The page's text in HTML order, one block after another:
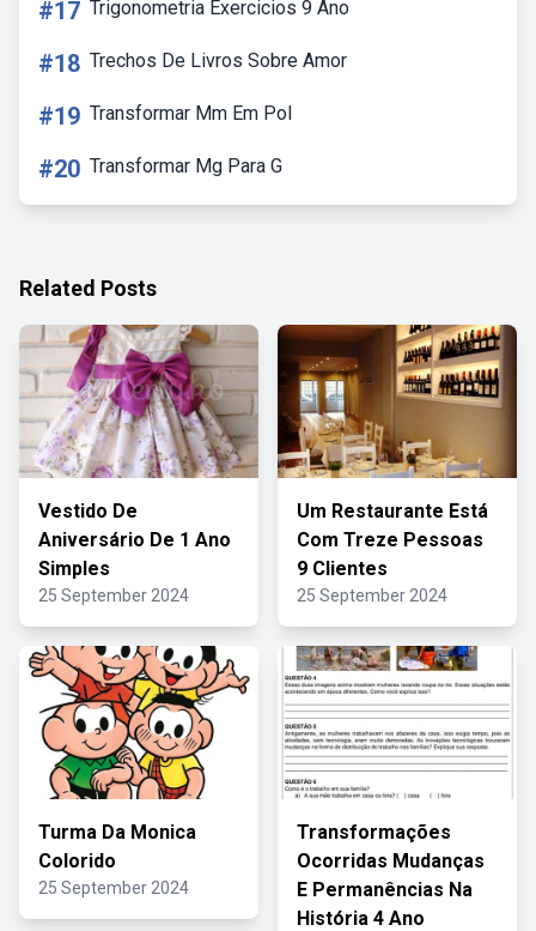
#17 Trigonometria Exercicios 9 Ano
#18 Trechos De Livros Sobre Amor
#19 Transformar Mm Em Pol
#20 Transformar Mg Para G
Related Posts
Vestido De
Aniversário De 1 Ano
Simples
25 September 2024
Um Restaurante Está
Com Treze Pessoas
9 Clientes
25 September 2024
Turma Da Monica
Colorido
25 September 2024
Transformações
Ocorridas Mudanças
E Permanências Na
História 4 Ano